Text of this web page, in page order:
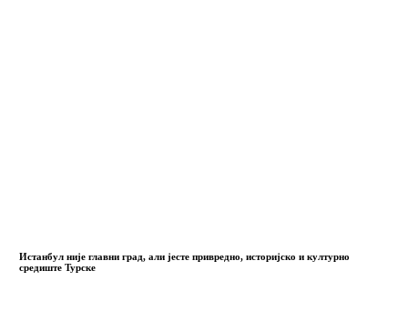
Истанбул није главни град, али јесте привредно, историјско и културно
средиште Турске